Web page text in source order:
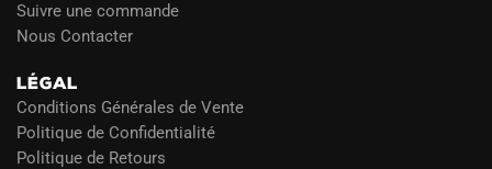
Suivre une commande
Nous Contacter
LÉGAL
Conditions Générales de Vente
Politique de Confidentialité
Politique de Retours